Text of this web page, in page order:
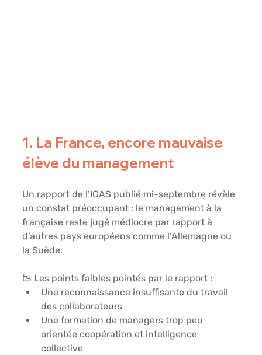
1. La France, encore mauvaise
élève du management
Un rapport de l’IGAS publié mi-septembre révèle
un constat préoccupant : le management à la
française reste jugé médiocre par rapport à
d’autres pays européens comme l’Allemagne ou
la Suède.
📉 Les points faibles pointés par le rapport :
Une reconnaissance insuffisante du travail
des collaborateurs
Une formation de managers trop peu
orientée coopération et intelligence
collective